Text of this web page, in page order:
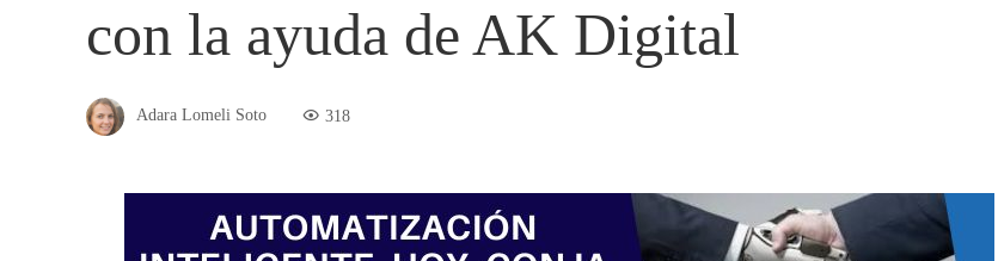
con la ayuda de AK Digital
Adara Lomeli Soto 318